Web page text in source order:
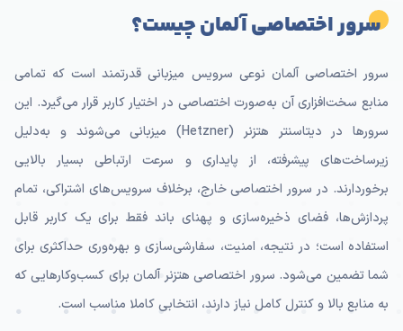
سرور اختصاصی آلمان چیست؟
سرور اختصاصی آلمان نوعی سرویس میزبانی قدرتمند است که تمامی
منابع سخت‌افزاری آن به‌صورت اختصاصی در اختیار کاربر قرار می‌گیرد. این
سرورها در دیتاسنتر هتزنر (Hetzner) میزبانی می‌شوند و به‌دلیل
زیرساخت‌های پیشرفته، از پایداری و سرعت ارتباطی بسیار بالایی
برخوردارند. در سرور اختصاصی خارج، برخلاف سرویس‌های اشتراکی، تمام
پردازش‌ها، فضای ذخیره‌سازی و پهنای باند فقط برای یک کاربر قابل
استفاده است؛ در نتیجه، امنیت، سفارشی‌سازی و بهره‌وری حداکثری برای
شما تضمین می‌شود. سرور اختصاصی هتزنر آلمان برای کسب‌وکارهایی که
به منابع بالا و کنترل کامل نیاز دارند، انتخابی کاملا مناسب است.